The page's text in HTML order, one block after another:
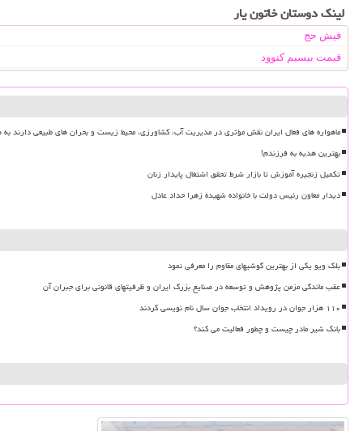
لینک دوستان خاتون یار
فیش حج
قیمت بیسیم کنوود
ماهواره های فعال ایران نقش مؤثری در مدیریت آب، کشاورزی، محیط زیست و بحران های طبیعی دارند به
بهترین هدیه به فرزندم!
تکمیل زنجیره آموزش تا بازار شرط تحقق اشتغال پایدار زنان
دیدار معاون رئیس دولت با خانواده شهیده زهرا حداد عادل
بلک ویو یکی از بهترین گوشیهای مقاوم را معرفی نمود
عقب ماندگی مزمن پژوهش و توسعه در صنایع بزرگ ایران و ظرفیتهای قانونی برای جبران آن
۱۱۰ هزار جوان در رویداد انتخاب جوان سال نام نویسی کردند
بانک شیر مادر چیست و چطور فعالیت می کند؟